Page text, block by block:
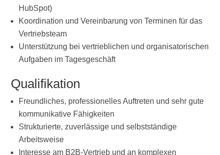
HubSpot)
Koordination und Vereinbarung von Terminen für das
Vertriebsteam
Unterstützung bei vertrieblichen und organisatorischen
Aufgaben im Tagesgeschäft
Qualifikation
Freundliches, professionelles Auftreten und sehr gute
kommunikative Fähigkeiten
Strukturierte, zuverlässige und selbstständige
Arbeitsweise
Interesse am B2B-Vertrieb und an komplexen